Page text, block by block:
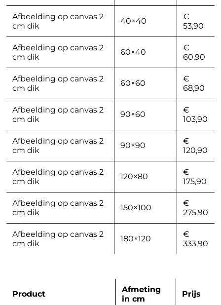
Afbeelding op canvas 2
cm dik
40×40
€
53,90
Afbeelding op canvas 2
cm dik
60×40
€
60,90
Afbeelding op canvas 2
cm dik
60×60
€
68,90
Afbeelding op canvas 2
cm dik
90×60
€
103,90
Afbeelding op canvas 2
cm dik
90×90
€
120,90
Afbeelding op canvas 2
cm dik
120×80
€
175,90
Afbeelding op canvas 2
cm dik
150×100
€
275,90
Afbeelding op canvas 2
cm dik
180×120
€
333,90
Product
Afmeting
in cm
Prijs